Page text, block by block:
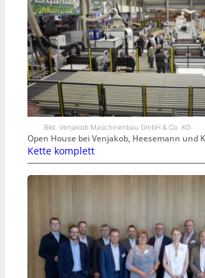
Bild: Venjakob Maschinenbau GmbH & Co. KG
Open House bei Venjakob, Heesemann und
Kette komplett